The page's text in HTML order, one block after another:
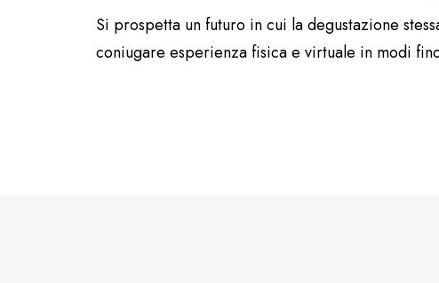
Si prospetta un futuro in cui la degustazione
coniugare esperienza fisica e virtuale in modi